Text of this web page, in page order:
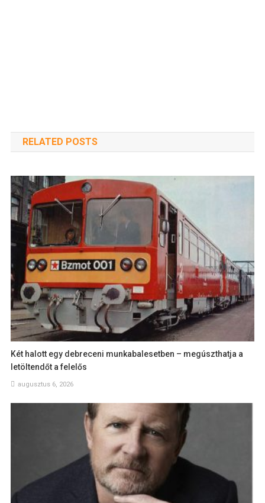
RELATED POSTS
Két halott egy debreceni munkabalesetben – megúszthatja a
letöltendőt a felelős
augusztus 6, 2026